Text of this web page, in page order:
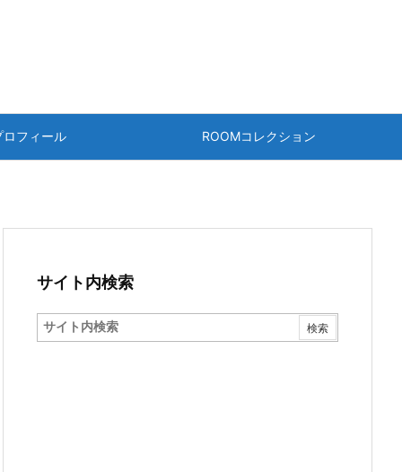
ロフィール ROOMコレクション
サイト内検索